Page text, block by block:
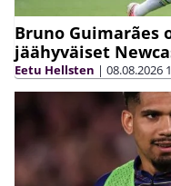
Bruno Guimarães
jäähyväiset
Eetu Hellsten | 08.08.2026